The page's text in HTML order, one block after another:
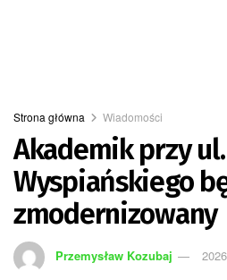
Strona główna Wiadomości
Akademik przy ul.
Wyspiańskiego
zmodernizowany
Przemysław Kozubaj